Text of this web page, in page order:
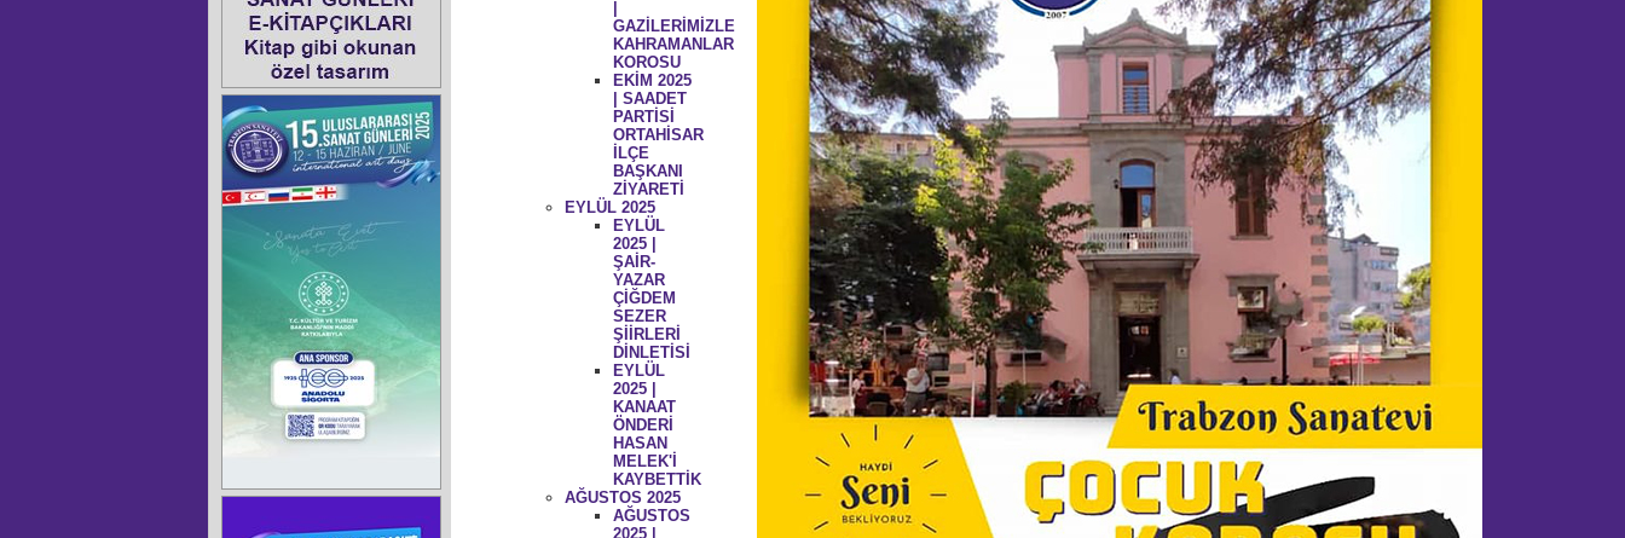
GAZİLERİMİZLE
KAHRAMANLAR
KOROSU
EKİM 2025
| SAADET
PARTİSİ
ORTAHİSAR
İLÇE
BAŞKANI
ZİYARETİ
EYLÜL 2025
EYLÜL
2025 |
ŞAİR-
YAZAR
ÇİĞDEM
SEZER
ŞİİRLERİ
DİNLETİSİ
EYLÜL
2025 |
KANAAT
ÖNDERİ
HASAN
MELEK'İ
KAYBETTİK
AĞUSTOS 2025
AĞUSTOS
2025 |